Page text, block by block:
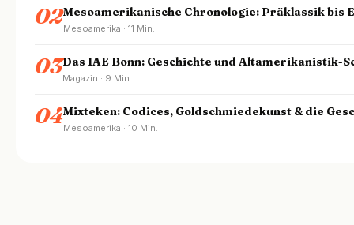
02Mesoamerikanische Chronologie: Präklassik bis
Mesoamerika · 11 Min.
03Das IAE Bonn: Geschichte und Altamerikanistik-
Magazin · 9 Min.
04Mixteken: Codices, Goldschmiedekunst & die
Mesoamerika · 10 Min.